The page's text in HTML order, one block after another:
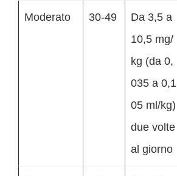
Moderato 30-49
Da 3,5 a
10,5 mg/
kg (da 0,
035 a 0,1
05 ml/kg)
due volte
al giorno